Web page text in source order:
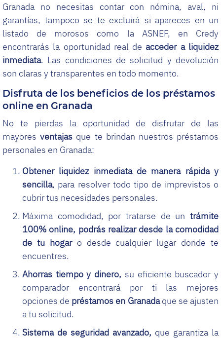
Granada no necesitas contar con nómina, aval, ni
garantías, tampoco se te excluirá si apareces en un
listado de morosos como la ASNEF, en Credy
encontrarás la oportunidad real de acceder a liquidez
inmediata. Las condiciones de solicitud y devolución
son claras y transparentes en todo momento.
Disfruta de los beneficios de los préstamos
online en Granada
No te pierdas la oportunidad de disfrutar de las
mayoresventajas que te brindan nuestros préstamos
personales en Granada:
Obtener liquidez inmediata de manera rápida y
sencilla, para resolver todo tipo de imprevistos o
cubrir tus necesidades personales.
Máxima comodidad, por tratarse de un trámite
100% online, podrás realizar desde la comodidad
de tu hogaro desde cualquier lugar donde te
encuentres.
Ahorras tiempo y dinero, su eficiente buscador y
comparador encontrará por ti las mejores
opciones de préstamos en Granadaque se ajusten
a tu solicitud.
Sistema de seguridad avanzado, que garantiza la